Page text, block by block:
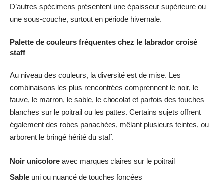
D’autres spécimens présentent une épaisseur supérieure ou
une sous-couche, surtout en période hivernale.
Palette de couleurs fréquentes chez le labrador croisé
staff
Au niveau des couleurs, la diversité est de mise. Les
combinaisons les plus rencontrées comprennent le noir, le
fauve, le marron, le sable, le chocolat et parfois des touches
blanches sur le poitrail ou les pattes. Certains sujets offrent
également des robes panachées, mêlant plusieurs teintes, ou
arborent le bringé hérité du staff.
Noir unicolore avec marques claires sur le poitrail
Sable uni ou nuancé de touches foncées